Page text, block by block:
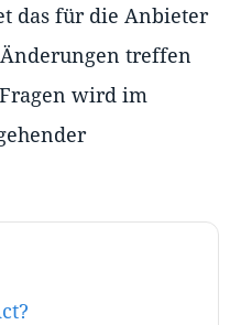
das für die Anbieter
treffen
wird im